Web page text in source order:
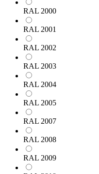
RAL 2000
RAL 2001
RAL 2002
RAL 2003
RAL 2004
RAL 2005
RAL 2007
RAL 2008
RAL 2009